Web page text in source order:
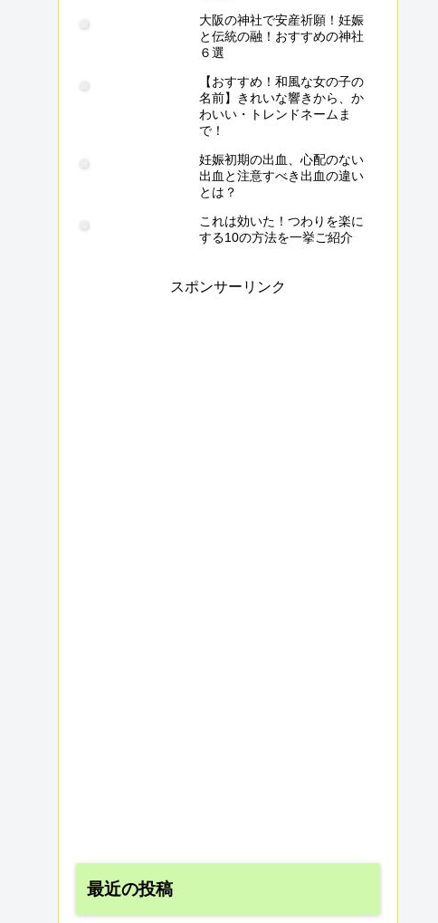
大阪の神社で安産祈願！妊娠
と伝統の融！おすすめの神社
６選
【おすすめ！和風な女の子の
名前】きれいな響きから、か
わいい・トレンドネームま
で！
妊娠初期の出血、心配のない
出血と注意すべき出血の違い
とは？
これは効いた！つわりを楽に
する10の方法を一挙ご紹介
スポンサーリンク
最近の投稿